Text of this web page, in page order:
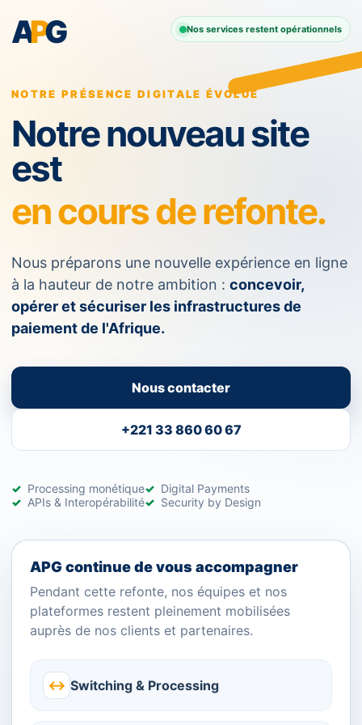
APG Nos services restent opérationnels
NOTRE PRÉSENCE DIGITALE ÉVOLUE
Notre nouveau site
est
en cours de refonte.
Nous préparons une nouvelle expérience en ligne
à la hauteur de notre ambition : concevoir,
opérer et sécuriser les infrastructures de
paiement de l'Afrique.
Nous contacter
+221 33 860 60 67
Processing monétique
Digital Payments
APIs & Interopérabilité
Security by Design
APG continue de vous accompagner
Pendant cette refonte, nos équipes et nos
plateformes restent pleinement mobilisées
auprès de nos clients et partenaires.
↔ Switching & Processing